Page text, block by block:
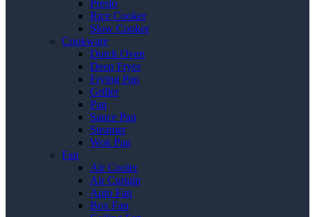
Presto
Rice Cooker
Slow Cooker
Cookware
Dutch Oven
Deep Fryer
Frying Pan
Griller
Pan
Sauce Pan
Steamer
Wok Pan
Fan
Air Cooler
Air Curtain
Auto Fan
Box Fan